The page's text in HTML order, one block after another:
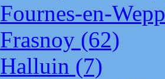
Fournes-en-
Frasnoy (62)
Halluin (7)